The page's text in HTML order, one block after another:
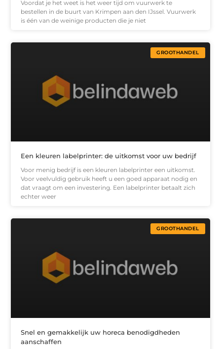
Voordat je het weet is het weer tijd om vuurwerk te
bestellen in de buurt van Krimpen aan den IJssel. Vuurwerk
is één van de weinige producten die je niet
GROOTHANDEL
Een kleuren labelprinter: de uitkomst voor uw bedrijf
Voor menig bedrijf is een kleuren labelprinter een uitkomst.
Voor veelvuldig gebruik heeft u een goed apparaat nodig en
dat vraagt om een investering. Een labelprinter betaalt zich
echter weer
GROOTHANDEL
Snel en gemakkelijk uw horeca benodigdheden
aanschaffen